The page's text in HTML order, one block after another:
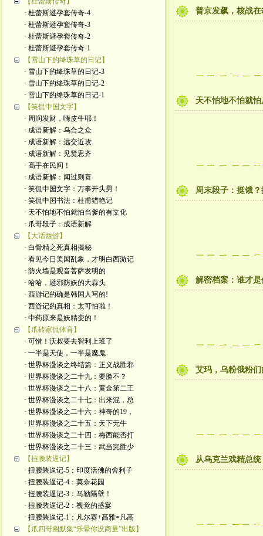
· 杜蕾斯避孕套传奇-4
· 杜蕾斯避孕套传奇-3
· 杜蕾斯避孕套传奇-2
· 杜蕾斯避孕套传奇-1
【雪山下的绛珠草的日记】
· 雪山下的绛珠草的日记-3
· 雪山下的绛珠草的日记-2
· 雪山下的绛珠草的日记-1
【笑侃中国文字】
· 周润发财，嗨皮牛耶！
· 成语新解：乌合之众
· 成语新解：远交近攻
· 成语新解：见贤思齐
· 高手在民间！
· 成语新解：闻过则喜
· 笑侃中国文字：万事开头男！
· 笑侃中国书法：杜甫猎艳记
· 天不怕地不怕就怕当爹的有文化
· 爪哥段子：成语新解
【大话西游】
· 白骨精之死真相揭秘
· 看见今日美国乱象，才明白西游记
· 防火墙是观音菩萨发明的
· 哈哈，避邪防妖的大蒜头
· 西游记的确是韩国人写的!
· 西游记的真相：太可怕啦！
· 中药原来是妖精变的！
【爪砖家侃体育】
· 可惜！沃叔要去智利上班了
· 一半是天使，一半是魔鬼
· 世界杯漫谈之终结篇：正义战胜邪
· 世界杯漫谈之二十九：要脸不？
· 世界杯漫谈之二十八：黄金第二王
· 世界杯漫谈之二十七：出来混，总
· 世界杯漫谈之二十六：神奇的19，
· 世界杯漫谈之二十五：天下无牛
· 世界杯漫谈之二十四：梅西能否打
· 世界杯漫谈之二十三：武当完胜少
【扭腰装逼记】
· 扭腰装逼记-5：印度活佛的舍利子
· 扭腰装逼记-4：莫奈花园
· 扭腰装逼记-3：马勒隔壁！
· 扭腰装逼记-2：视觉的盛宴
· 扭腰装逼记-1：凡尔赛+高雅=凡高
【爪四哥幽默集“乐晕你没商量”出版】
普京发飙，核战
天不怕地不怕就
周末段子：挺饿
解密档案：谁才
艾玛，乌粉俄粉
从乌克兰戏精总